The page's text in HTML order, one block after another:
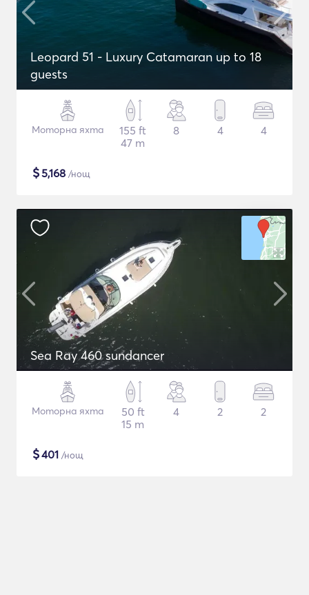
Leopard 51 - Luxury Catamaran up to 18
guests
Моторна яхта
155 ft
47 m
8 4 4
$5,168 /нощ
Sea Ray 460 sundancer
Моторна яхта
50 ft
15 m
4 2 2
$401 /нощ